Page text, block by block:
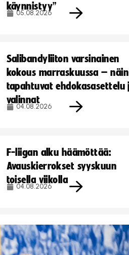
käynnistyy”
05.08.2026
Salibandyliiton varsinainen
kokous marraskuussa – näin
tapahtuvat ehdokasasettelu
valinnat
04.08.2026
F-liigan alku häämöttää:
Avauskierrokset syyskuun
toisella viikolla
04.08.2026